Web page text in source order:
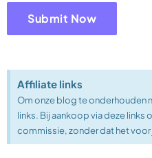
Affiliate links
Om onze blog te onderhouden
links. Bij aankoop via deze links
commissie, zonder dat het voor